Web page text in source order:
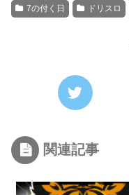
7の付く日 ドリスロ
関連記事